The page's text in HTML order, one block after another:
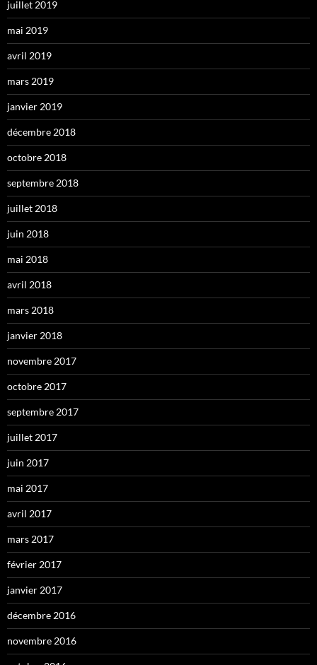
juillet 2019
mai 2019
avril 2019
mars 2019
janvier 2019
décembre 2018
octobre 2018
septembre 2018
juillet 2018
juin 2018
mai 2018
avril 2018
mars 2018
janvier 2018
novembre 2017
octobre 2017
septembre 2017
juillet 2017
juin 2017
mai 2017
avril 2017
mars 2017
février 2017
janvier 2017
décembre 2016
novembre 2016